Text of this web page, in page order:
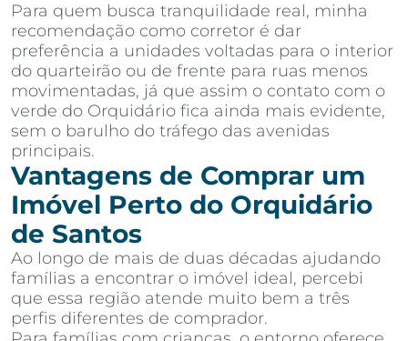
Para quem busca tranquilidade real, minha
recomendação como corretor é dar
preferência a unidades voltadas para o interior
do quarteirão ou de frente para ruas menos
movimentadas, já que assim o contato com o
verde do Orquidário fica ainda mais evidente,
sem o barulho do tráfego das avenidas
principais.
Vantagens de Comprar um
Imóvel Perto do Orquidário
de Santos
Ao longo de mais de duas décadas ajudando
famílias a encontrar o imóvel ideal, percebi
que essa região atende muito bem a três
perfis diferentes de comprador.